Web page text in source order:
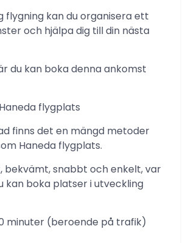
flygning kan du organisera ett
och hjälpa dig till din nästa
du kan boka denna ankomst
flygplats
finns det en mängd metoder
Haneda flygplats.
bekvämt, snabbt och enkelt, var
kan boka platser i utveckling
minuter (beroende på trafik)